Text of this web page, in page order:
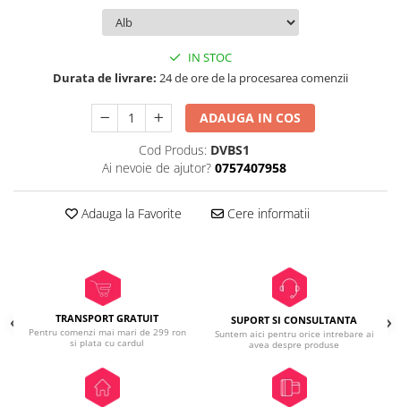
IN STOC
Durata de livrare: 24 de ore de la procesarea comenzii
ADAUGA IN COS
Cod Produs: DVBS1
Ai nevoie de ajutor? 0757407958
Adauga la Favorite Cere informatii
TRANSPORT GRATUIT
Pentru comenzi mai mari de 299 ron
si plata cu cardul
SUPORT SI CONSULTANTA
Suntem aici pentru orice intrebare ai
avea despre produse